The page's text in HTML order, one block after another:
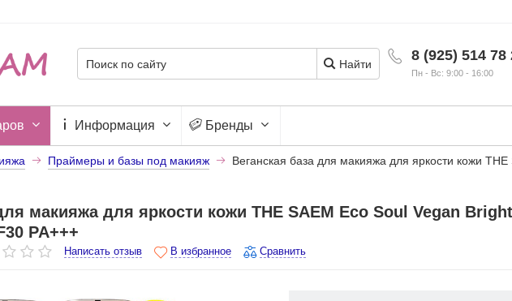
8 (925) 514 78
Пн - Вс: 9:00 - 16:00
Найти
Информация Бренды
Праймеры и базы под макияж
Веганская база для макияжа для яркости кожи
макияжа для яркости кожи THE SAEM Eco Soul Vegan
PA+++
Написать отзыв В избранное Сравнить